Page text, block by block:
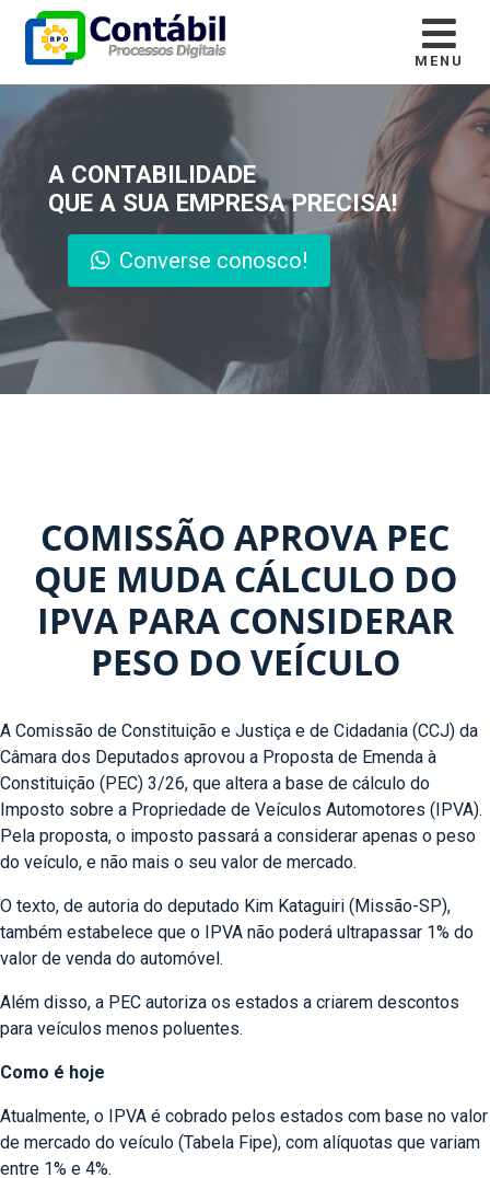
MENU
A CONTABILIDADE
QUE A SUA EMPRESA PRECISA!
Converse conosco!
COMISSÃO APROVA PEC
QUE MUDA CÁLCULO DO
IPVA PARA CONSIDERAR
PESO DO VEÍCULO
A Comissão de Constituição e Justiça e de Cidadania (CCJ) da
Câmara dos Deputados aprovou a Proposta de Emenda à
Constituição (PEC) 3/26, que altera a base de cálculo do
Imposto sobre a Propriedade de Veículos Automotores (IPVA).
Pela proposta, o imposto passará a considerar apenas o peso
do veículo, e não mais o seu valor de mercado.
O texto, de autoria do deputado Kim Kataguiri (Missão-SP),
também estabelece que o IPVA não poderá ultrapassar 1% do
valor de venda do automóvel.
Além disso, a PEC autoriza os estados a criarem descontos
para veículos menos poluentes.
Como é hoje
Atualmente, o IPVA é cobrado pelos estados com base no valor
de mercado do veículo (Tabela Fipe), com alíquotas que variam
entre 1% e 4%.